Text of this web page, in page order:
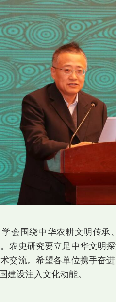
会围绕中华农耕文明传
农史研究要立足中华文明
交流。希望各单位携手奋
建设注入文化动能。